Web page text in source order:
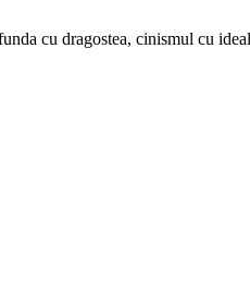
cu dragostea, cinismul cu